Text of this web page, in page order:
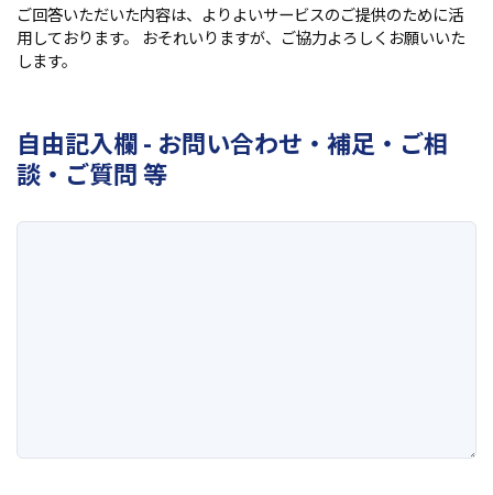
ご回答いただいた内容は、よりよいサービスのご提供のために活
用しております。 おそれいりますが、ご協力よろしくお願いいた
します。
自由記入欄 - お問い合わせ・補足・ご相
談・ご質問 等